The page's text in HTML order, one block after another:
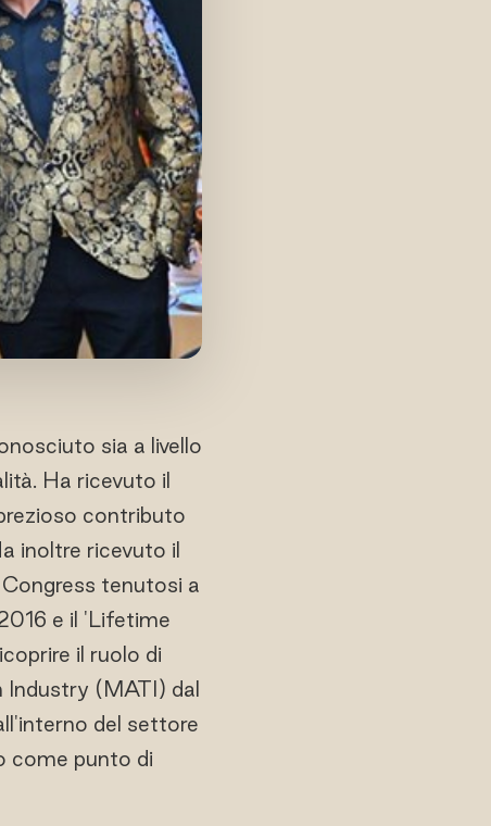
sia a livello
Ha ricevuto il
contributo
inoltre ricevuto il
tenutosi a
e il 'Lifetime
il ruolo di
Industry (MATI) dal
del settore
come punto di